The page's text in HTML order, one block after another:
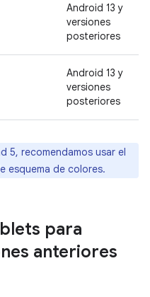
Android 13 y
versiones
posteriores
Android 13 y
versiones
posteriores
5, recomendamos usar el
esquema de colores.
para
anteriores